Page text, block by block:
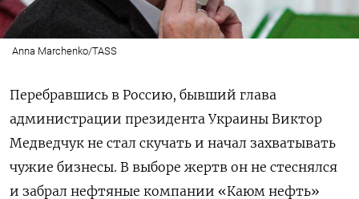
Anna Marchenko/TASS
Перебравшись в Россию, бывший глава
администрации президента Украины Виктор
Медведчук не стал скучать и начал захватывать
чужие бизнесы. В выборе жертв он не стеснялся
и забрал нефтяные компании «Каюм нефть»